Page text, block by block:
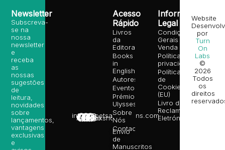
info@poetsandragons.com
Infantil
Adulto
Bookshop
Acesso
Rápido
Livros
da
Editora
Books
in
English
Autores
Eventos
Prémio
Ulysses
Sobre
Nós
Contactos
Envio
de
Manuscritos
Informação
Legal
Condições
Gerais de
Venda
Política de
privacidade
Política
de
Cookies
(EU)
Livro de
Reclamações
Eletrónico
Newsletter
Subscreva-
se na
nossa
newsletter
e
receba
as
nossas
sugestões
de
leitura,
novidades
sobre
lançamentos,
vantagens
exclusivas
e
Website
por
Turn
On
Labs
©
2026
Todos
os
direitos